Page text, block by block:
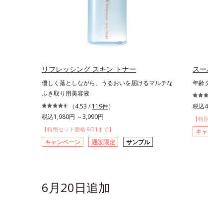
リフレッシング スキン トナー
優しく落としながら、うるおいを届けるマルチな
ふき取り用美容液
（4.53 / 119件）
税込1,980円 ～3,990円
【特別セット価格 8/31まで】
キャンペーン 通販限定 サンプル
ス
年齢
税込
【特
キ
6月20日追加